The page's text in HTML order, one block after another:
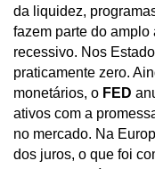
da liquidez,
fazem parte do
recessivo. Nos
praticamente zero.
monetários, o FED
ativos com a
no mercado. Na
dos juros, o que foi